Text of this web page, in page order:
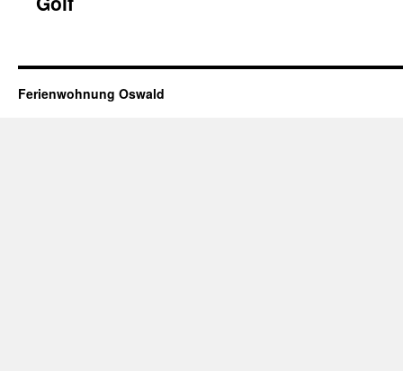
Ferienwohnung Oswald